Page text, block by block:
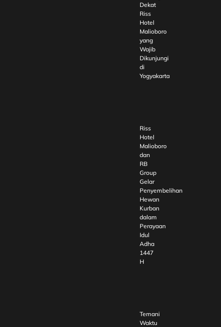
Dekat
Riss
Hotel
Malioboro
yang
Wajib
Dikunjungi
di
Yogyakarta
Riss
Hotel
Malioboro
dan
RB
Group
Gelar
Penyembelihan
Hewan
Kurban
dalam
Perayaan
Idul
Adha
1447
H
Temani
Waktu